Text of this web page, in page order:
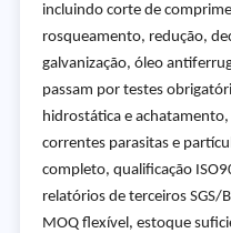
incluindo corte de
rosqueamento, redução,
galvanização, óleo
passam por testes
hidrostática e
correntes parasitas e
completo, qualificação
relatórios de terceiros SGS/
MOQ flexível, estoque